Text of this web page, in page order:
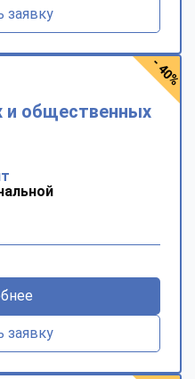
заявку
и общественных
заявку
- 40%